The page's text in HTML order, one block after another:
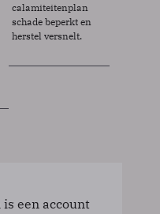
calamiteitenplan
schade beperkt en
herstel versnelt.
een account